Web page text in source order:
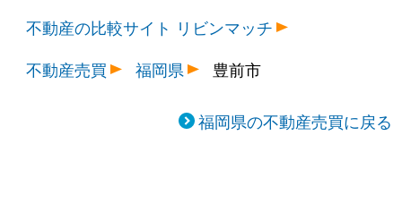
不動産の比較サイト リビンマッチ
不動産売買
福岡県 豊前市
福岡県の不動産売買に戻る